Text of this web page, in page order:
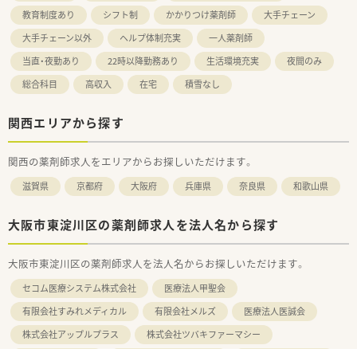
教育制度あり シフト制 かかりつけ薬剤師
大手チェーン
大手チェーン以外
ヘルプ体制充実
一人薬剤師
当直・夜勤あり
22時以降勤務あり 生活環境充実
夜間のみ
総合科目
高収入 在宅 積雪なし
関西エリアから探す
関西の薬剤師求人をエリアからお探しいただけます。
滋賀県 京都府 大阪府 兵庫県 奈良県 和歌山県
大阪市東淀川区の薬剤師求人を法人名から探す
大阪市東淀川区の薬剤師求人を法人名からお探しいただけます。
セコム医療システム株式会社
医療法人甲聖会
有限会社すみれメディカル
有限会社メルズ
医療法人医誠会
株式会社アップルプラス
株式会社ツバキファーマシー